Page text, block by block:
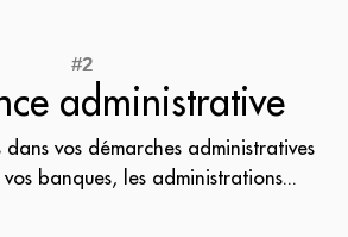
administrative
vos démarches administratives
banques, les administrations...